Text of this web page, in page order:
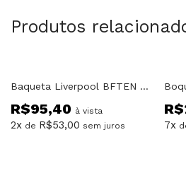
Produtos
Baqueta Liverpool BFTEN Tenor Alumínio
R$95,40 à vista
2x de R$53,00 sem juros
R$
7x